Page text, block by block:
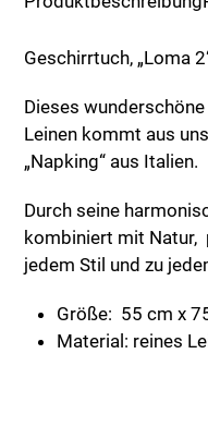
Geschirrtuch, „Loma
Dieses
Leinen kommt aus
„Napking“ aus Italien.
Durch seine
kombiniert mit Natur,
jedem Stil und zu
Größe: 55 cm x
Material: reines